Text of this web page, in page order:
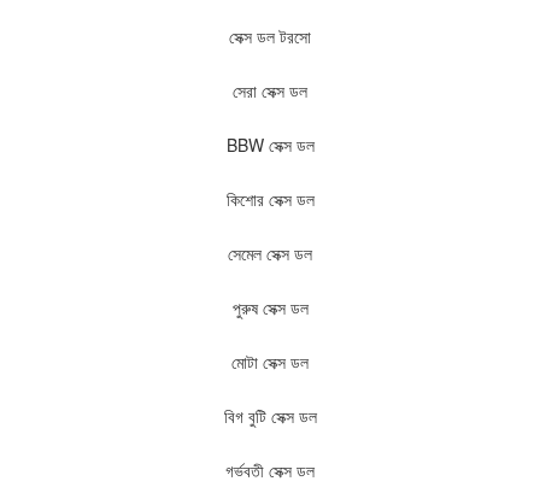
সেক্স ডল টরসো
সেরা সেক্স ডল
BBW সেক্স ডল
কিশোর সেক্স ডল
সেমেল সেক্স ডল
পুরুষ সেক্স ডল
মোটা সেক্স ডল
বিগ বুটি সেক্স ডল
গর্ভবতী সেক্স ডল